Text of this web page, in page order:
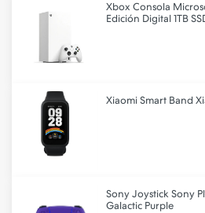
Xbox Consola
Edición Digital 1TB
Xiaomi Smart Band
Sony Joystick Sony
Galactic Purple